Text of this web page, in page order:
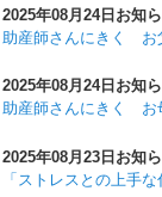
2025年08月24日お知
助産師さんにきく お
2025年08月24日 お知
助産師さんにきく お
2025年08月23日 お知
「ストレスとの上手